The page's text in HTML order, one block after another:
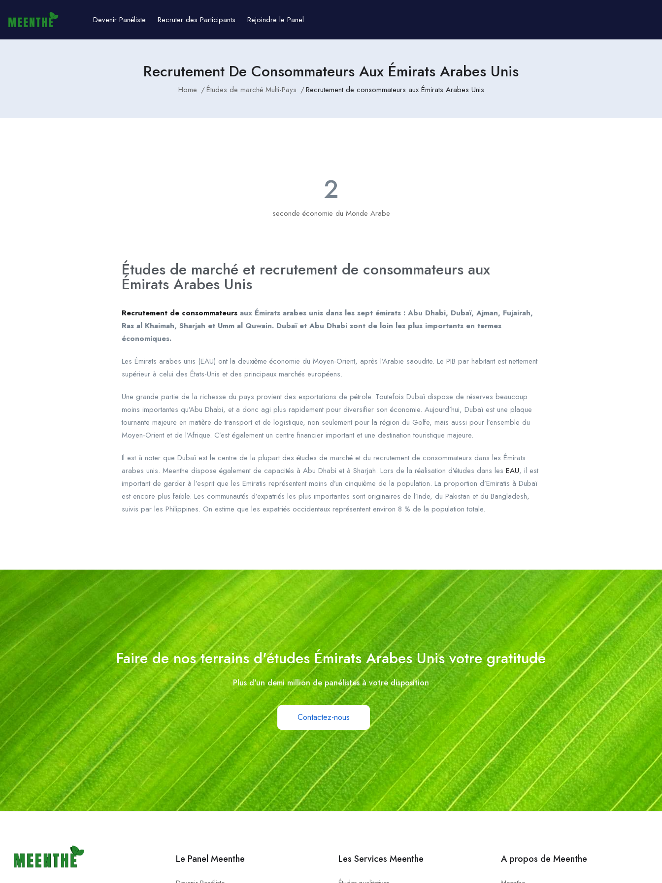
Devenir Panéliste Recruter des Participants Rejoindre le Panel
Recrutement De Consommateurs Aux Émirats Arabes Unis
Home Études de marché Multi-Pays Recrutement de consommateurs aux Émirats Arabes Unis
seconde économie du Monde Arabe
2
Études de marché et recrutement de consommateurs aux
Émirats Arabes Unis
Recrutement de consommateurs aux Émirats arabes unis dans les sept émirats : Abu Dhabi, Dubaï, Ajman, Fujairah,
Ras al Khaimah, Sharjah et Umm al Quwain. Dubaï et Abu Dhabi sont de loin les plus importants en termes
économiques.
Les Émirats arabes unis (EAU) ont la deuxième économie du Moyen-Orient, après l’Arabie saoudite. Le PIB par habitant est nettement
supérieur à celui des États-Unis et des principaux marchés européens.
Une grande partie de la richesse du pays provient des exportations de pétrole. Toutefois Dubaï dispose de réserves beaucoup
moins importantes qu’Abu Dhabi, et a donc agi plus rapidement pour diversifier son économie. Aujourd’hui, Dubaï est une plaque
tournante majeure en matière de transport et de logistique, non seulement pour la région du Golfe, mais aussi pour l’ensemble du
Moyen-Orient et de l’Afrique. C’est également un centre financier important et une destination touristique majeure.
Il est à noter que Dubaï est le centre de la plupart des études de marché et du recrutement de consommateurs dans les Émirats
arabes unis. Meenthe dispose également de capacités à Abu Dhabi et à Sharjah. Lors de la réalisation d’études dans les EAU, il est
important de garder à l’esprit que les Emiratis représentent moins d’un cinquième de la population. La proportion d’Emiratis à Dubaï
est encore plus faible. Les communautés d’expatriés les plus importantes sont originaires de l’Inde, du Pakistan et du Bangladesh,
suivis par les Philippines. On estime que les expatriés occidentaux représentent environ 8 % de la population totale.
Faire de nos terrains d'études Émirats Arabes Unis votre gratitude
Plus d'un demi million de panélistes à votre disposition
Contactez-nous
Le Panel Meenthe Les Services Meenthe A propos de Meenthe